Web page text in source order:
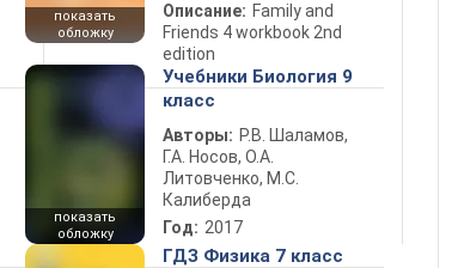
показать
обложку
Описание: Family and
Friends 4 workbook 2nd
edition
показать
обложку
Учебники Биология 9
класс
Авторы: Р.В. Шаламов,
Г.А. Носов, О.А.
Литовченко, М.С.
Калиберда
Год: 2017
ГДЗ Физика 7 класс